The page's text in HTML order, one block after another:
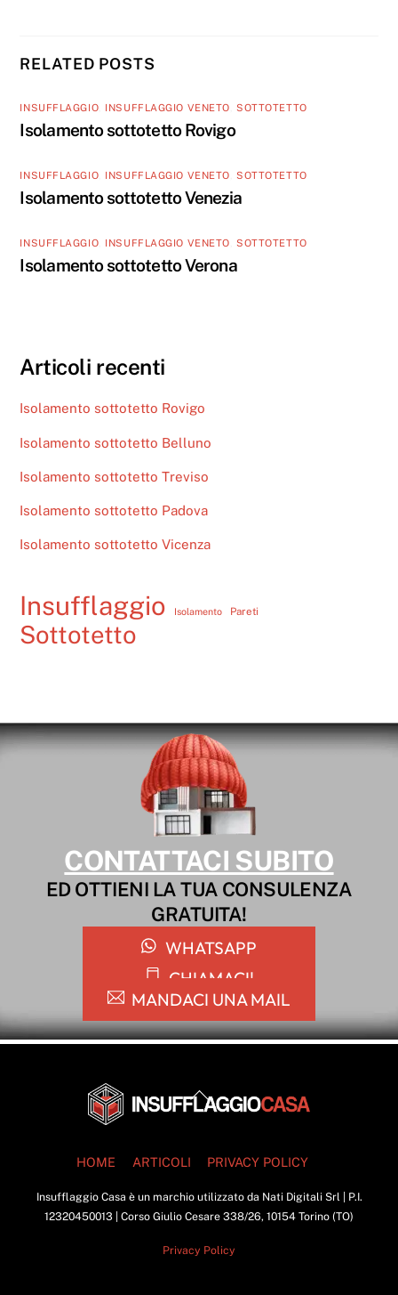
RELATED POSTS
INSUFFLAGGIO INSUFFLAGGIO VENETO ,SOTTOTETTO
Isolamento sottotetto Rovigo
INSUFFLAGGIO INSUFFLAGGIO VENETO ,SOTTOTETTO
Isolamento sottotetto Venezia
INSUFFLAGGIO INSUFFLAGGIO VENETO ,SOTTOTETTO
Isolamento sottotetto Verona
Articoli recenti
Isolamento sottotetto Rovigo
Isolamento sottotetto Belluno
Isolamento sottotetto Treviso
Isolamento sottotetto Padova
Isolamento sottotetto Vicenza
Insufflaggio Isolamento Pareti
Sottotetto
CONTATTACI SUBITO
ED OTTIENI LA TUA CONSULENZA
GRATUITA!
WHATSAPP
CHIAMACI!
MANDACI UNA MAIL
Back
To
HOME
ARTICOLI PRIVACY POLICY
Insufflaggio Casa è un marchio utilizzato da Nati Digitali Srl | P.I.
12320450013 | Corso Giulio Cesare 338/26, 10154 Torino (TO)
Privacy Policy